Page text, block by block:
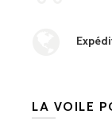
LA VOILE